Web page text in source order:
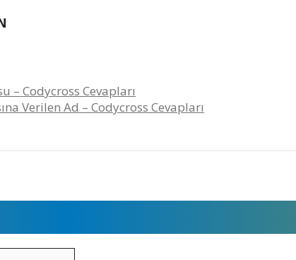
– Codycross Cevapları
Verilen Ad – Codycross Cevapları